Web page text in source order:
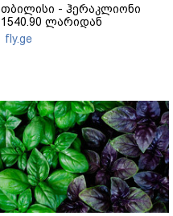
თბილისი - ჰერაკლიონი
1540.90 ლარიდან
fly.ge